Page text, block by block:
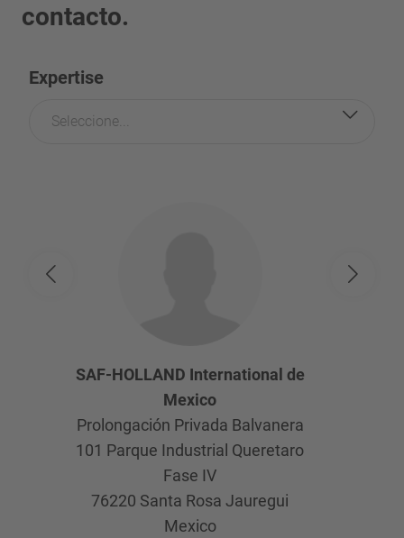
contacto.
Expertise
Seleccione...
SAF-HOLLAND International de
Mexico
Prolongación Privada Balvanera
101 Parque Industrial Queretaro
Fase IV
76220 Santa Rosa Jauregui
Mexico